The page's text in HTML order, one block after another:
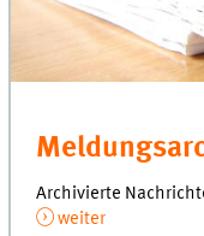
Archivierte
weiter